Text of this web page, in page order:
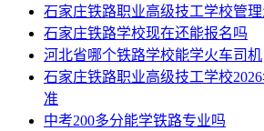
石家庄铁路职业高级技工学校管
石家庄铁路学校现在还能报名吗
河北省哪个铁路学校能学火车司机
石家庄铁路职业高级技工学校
准
中考200多分能学铁路专业吗